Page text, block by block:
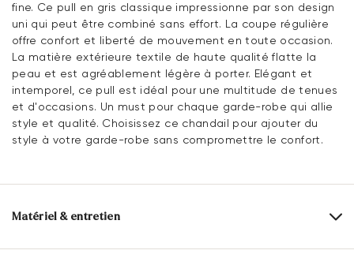
fine. Ce pull en gris classique impressionne par son design
uni qui peut être combiné sans effort. La coupe régulière
offre confort et liberté de mouvement en toute occasion.
La matière extérieure textile de haute qualité flatte la
peau et est agréablement légère à porter. Elégant et
intemporel, ce pull est idéal pour une multitude de tenues
et d'occasions. Un must pour chaque garde-robe qui allie
style et qualité. Choisissez ce chandail pour ajouter du
style à votre garde-robe sans compromettre le confort.
Matériel & entretien